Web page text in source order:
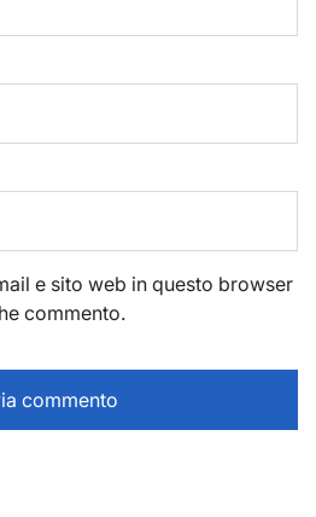
e sito web in questo browser
commento.